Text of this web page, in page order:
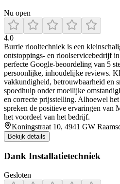
Nu open
4.0
Burrie riooltechniek is een
ontstoppings- en rioolservicebedrijf
perfecte Google-beoordeling van 5
persoonlijke, inhoudelijke reviews.
vakkundigheid, betrouwbaarheid en
spoedhulp onder moeilijke
en correcte prijsstelling. Alhoewel
spreken de positieve ervaringen
het voordeel van het bedrijf.
Koningstraat 10, 4941 GW
Bekijk details
Dank Installatietechniek
Gesloten